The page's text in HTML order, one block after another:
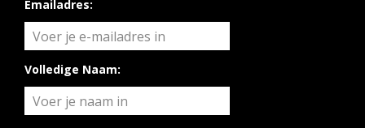
Emailadres:
Volledige Naam: